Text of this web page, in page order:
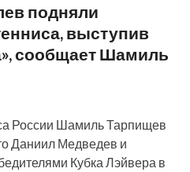
подняли
выступив
сообщает Шамиль
России Шамиль Тарпищев
Даниил Медведев и
Кубка Лэйвера в